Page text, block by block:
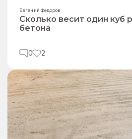
Евгений Федоров
Сколько весит один куб
бетона
0 2